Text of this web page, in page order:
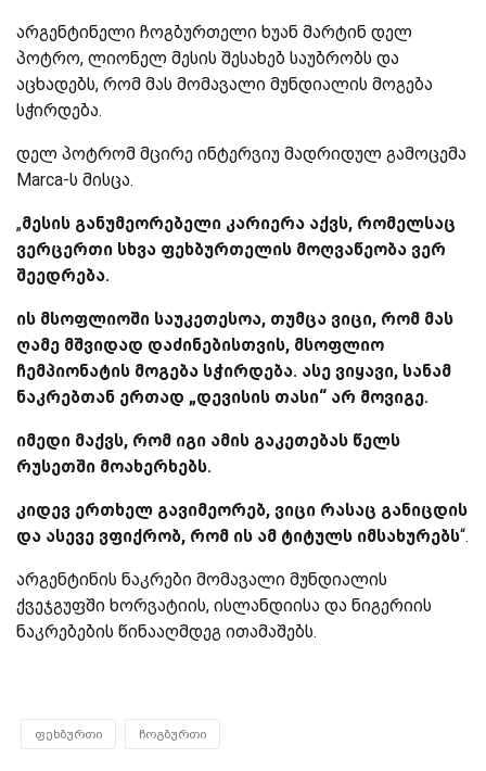
არგენტინელი ჩოგბურთელი ხუან მარტინ დელ
პოტრო, ლიონელ მესის შესახებ საუბრობს და
აცხადებს, რომ მას მომავალი მუნდიალის მოგება
სჭირდება.
დელ პოტრომ მცირე ინტერვიუ მადრიდულ გამოცემა
Marca-ს მისცა.
„მესის განუმეორებელი კარიერა აქვს, რომელსაც
ვერცერთი სხვა ფეხბურთელის მოღვაწეობა ვერ
შეედრება.
ის მსოფლიოში საუკეთესოა, თუმცა ვიცი, რომ მას
ღამე მშვიდად დაძინებისთვის, მსოფლიო
ჩემპიონატის მოგება სჭირდება. ასე ვიყავი, სანამ
ნაკრებთან ერთად „დევისის თასი“ არ მოვიგე.
იმედი მაქვს, რომ იგი ამის გაკეთებას წელს
რუსეთში მოახერხებს.
კიდევ ერთხელ გავიმეორებ, ვიცი რასაც განიცდის
და ასევე ვფიქრობ, რომ ის ამ ტიტულს იმსახურებს“.
არგენტინის ნაკრები მომავალი მუნდიალის
ქვეჯგუფში ხორვატიის, ისლანდიისა და ნიგერიის
ნაკრებების წინააღმდეგ ითამაშებს.
ფეხბურთი ჩოგბურთი